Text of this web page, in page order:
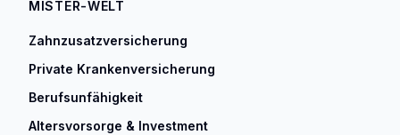
MISTER-WELT
Zahnzusatzversicherung
Private Krankenversicherung
Berufsunfähigkeit
Altersvorsorge & Investment